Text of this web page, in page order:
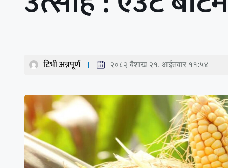
टिभी अन्नपूर्ण २०८२ बैशाख २१, आईतवार ११:५४